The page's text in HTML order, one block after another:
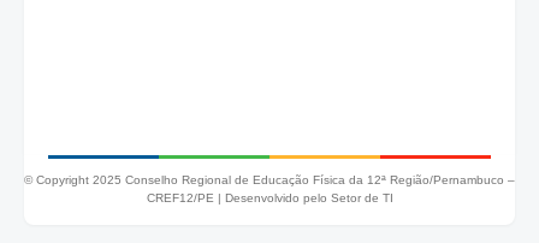
© Copyright 2025 Conselho Regional de Educação Física da 12ª Região/Pernambuco –
CREF12/PE | Desenvolvido pelo Setor de TI